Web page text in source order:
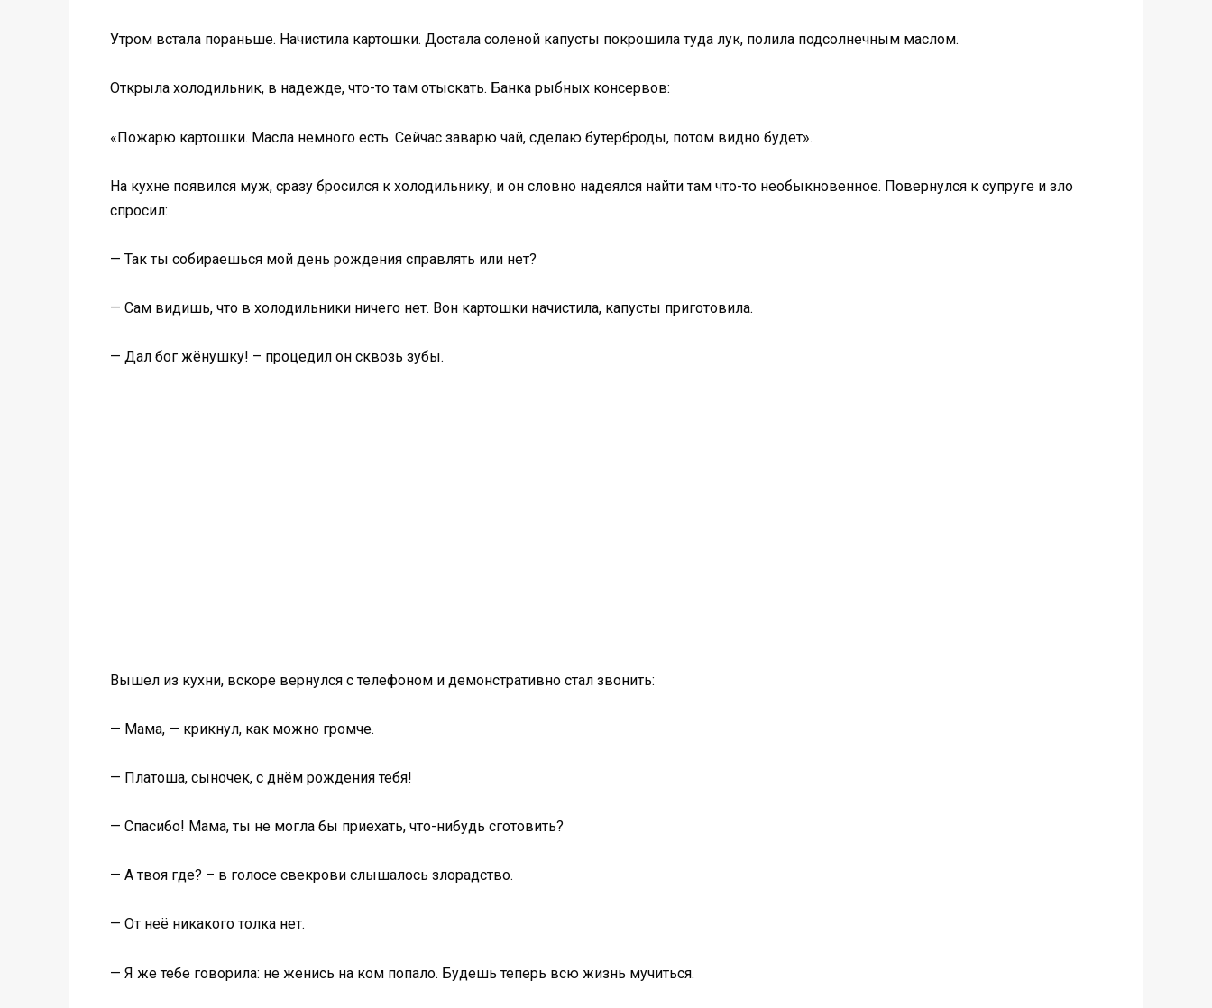
Утром встала пораньше. Начистила картошки. Достала соленой капусты покрошила туда лук, полила подсолнечным маслом.
Открыла холодильник, в надежде, что-то там отыскать. Банка рыбных консервов:
«Пожарю картошки. Масла немного есть. Сейчас заварю чай, сделаю бутерброды, потом видно будет».
На кухне появился муж, сразу бросился к холодильнику, и он словно надеялся найти там что-то необыкновенное. Повернулся к супруге и зло
спросил:
— Так ты собираешься мой день рождения справлять или нет?
— Сам видишь, что в холодильники ничего нет. Вон картошки начистила, капусты приготовила.
— Дал бог жёнушку! – процедил он сквозь зубы.
Вышел из кухни, вскоре вернулся с телефоном и демонстративно стал звонить:
— Мама, — крикнул, как можно громче.
— Платоша, сыночек, с днём рождения тебя!
— Спасибо! Мама, ты не могла бы приехать, что-нибудь сготовить?
— А твоя где? – в голосе свекрови слышалось злорадство.
— От неё никакого толка нет.
— Я же тебе говорила: не женись на ком попало. Будешь теперь всю жизнь мучиться.